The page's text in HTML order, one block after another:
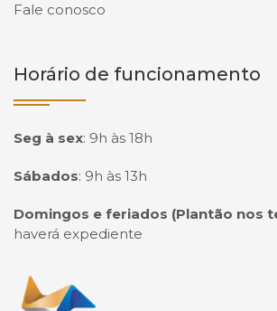
Fale conosco
Horário de funcionamento
Seg à sex: 9h às 18h
Sábados: 9h às 13h
Domingos e feriados (Plantão nos
haverá expediente
Página inicial